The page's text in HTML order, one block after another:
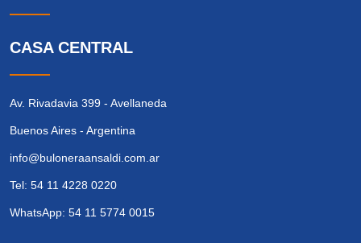
CASA CENTRAL
Av. Rivadavia 399 - Avellaneda
Buenos Aires - Argentina
info@buloneraansaldi.com.ar
Tel: 54 11 4228 0220
WhatsApp: 54 11 5774 0015